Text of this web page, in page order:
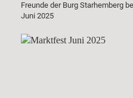
Freunde der Burg Starhemberg
Juni 2025